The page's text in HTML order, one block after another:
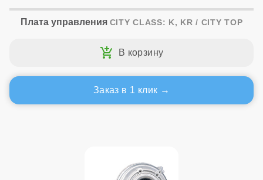
Плата управления CITY CLASS: K, KR / CITY TOP
Заказ в 1 клик